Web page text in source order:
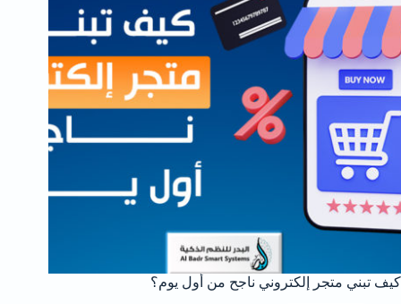
كيف تبني متجر إلكتروني ناجح من أول يوم؟